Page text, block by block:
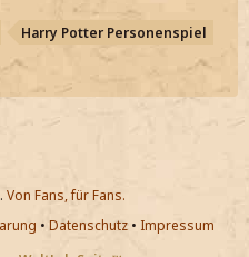
Harry Potter Personenspiel
Von Fans, für Fans.
• Datenschutz• Impressum